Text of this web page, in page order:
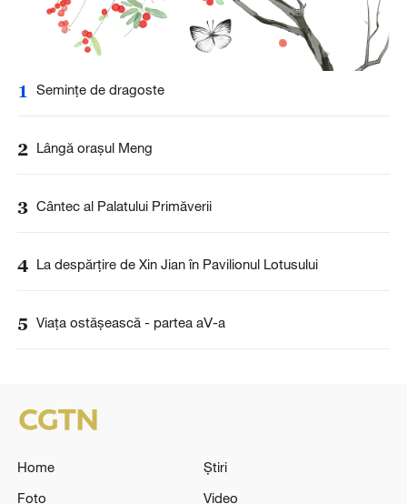
1 Seminţe de dragoste
2 Lângă oraşul Meng
3 Cântec al Palatului Primăverii
4 La despărţire de Xin Jian în Pavilionul Lotusului
5 Viaţa ostăşească - partea aⅤ-a
Home
Știri
Foto
Video